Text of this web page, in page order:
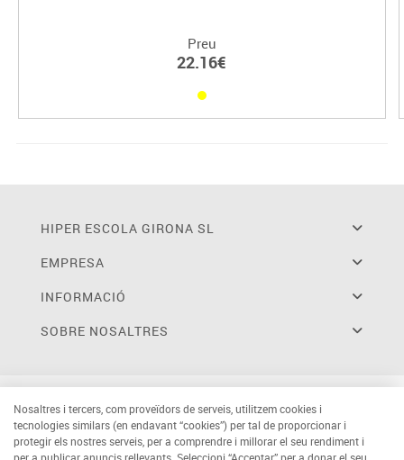
Preu
22.16€
HIPER ESCOLA GIRONA SL
EMPRESA
INFORMACIÓ
SOBRE NOSALTRES
Nosaltres i tercers, com proveïdors de serveis, utilitzem cookies i
tecnologies similars (en endavant “cookies”) per tal de proporcionar i
protegir els nostres serveis, per a comprendre i millorar el seu rendiment i